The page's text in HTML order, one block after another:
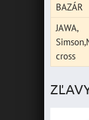
BAZÁR
JAWA,
cross